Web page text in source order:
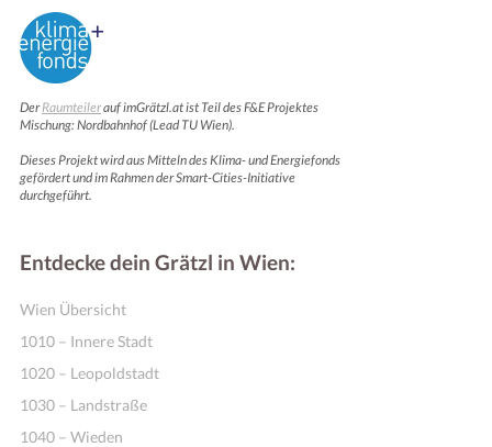
DerRaumteilerauf imGrätzl.at ist Teil des F&E Projektes
Mischung: Nordbahnhof (Lead TU Wien).
Dieses Projekt wird aus Mitteln des Klima- und Energiefonds
gefördert und im Rahmen der Smart-Cities-Initiative
durchgeführt.
Entdecke dein Grätzl in Wien:
Wien Übersicht
1010 – Innere Stadt
1020 – Leopoldstadt
1030 – Landstraße
1040 – Wieden